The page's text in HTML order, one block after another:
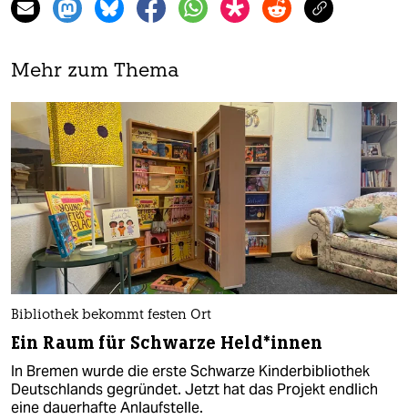
Mehr zum Thema
Bibliothek bekommt festen Ort
Ein Raum für Schwarze Hel­d*in­nen
In Bremen wurde die erste Schwarze Kinderbibliothek
Deutschlands gegründet. Jetzt hat das Projekt endlich
eine dauerhafte Anlaufstelle.